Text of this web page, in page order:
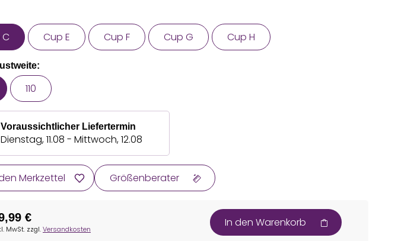
Cup E Cup F Cup G Cup H
110
Voraussichtlicher Liefertermin
Dienstag, 11.08 - Mittwoch, 12.08
Merkzettel Größenberater
€
MwSt. zzgl.Versandkosten In den Warenkorb